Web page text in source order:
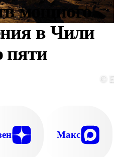
мощного
в Чили
пяти
©
Макс